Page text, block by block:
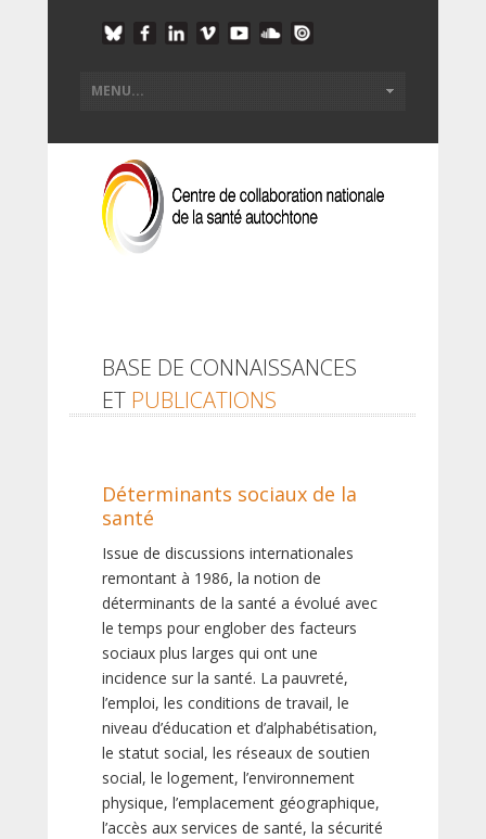
BASE DE CONNAISSANCES
ET PUBLICATIONS
Déterminants sociaux de la
santé
Issue de discussions internationales
remontant à 1986, la notion de
déterminants de la santé a évolué avec
le temps pour englober des facteurs
sociaux plus larges qui ont une
incidence sur la santé. La pauvreté,
l’emploi, les conditions de travail, le
niveau d’éducation et d’alphabétisation,
le statut social, les réseaux de soutien
social, le logement, l’environnement
physique, l’emplacement géographique,
l’accès aux services de santé, la sécurité